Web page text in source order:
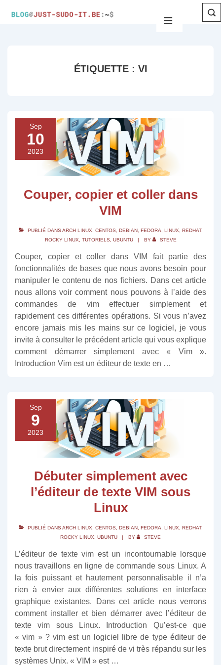
ÉTIQUETTE : VI
Sep
10
2023
Couper, copier et coller dans
VIM
PUBLIÉ DANS ARCH LINUX, CENTOS, DEBIAN, FEDORA, LINUX, REDHAT,
ROCKY LINUX, TUTORIELS, UBUNTU BY STEVE
Couper, copier et coller dans VIM fait partie des
fonctionnalités de bases que nous avons besoin pour
manipuler le contenu de nos fichiers. Dans cet article
nous allons voir comment nous pouvons à l’aide des
commandes de vim effectuer simplement et
rapidement ces différentes opérations. Si vous n’avez
encore jamais mis les mains sur ce logiciel, je vous
invite à consulter le précédent article qui vous explique
comment démarrer simplement avec « Vim ».
Introduction Vim est un éditeur de texte en …
Sep
9
2023
Débuter simplement avec
l’éditeur de texte VIM sous
Linux
PUBLIÉ DANS ARCH LINUX CENTOS DEBIAN, FEDORA LINUX REDHAT,
ROCKY LINUX
UBUNTU BY STEVE
L’éditeur de texte vim est un incontournable lorsque
nous travaillons en ligne de commande sous Linux. A
la fois puissant et hautement personnalisable il n’a
rien à envier aux différentes solutions en interface
graphique existantes. Dans cet article nous verrons
comment installer et bien démarrer avec l’éditeur de
texte vim sous Linux. Introduction Qu’est-ce que
« vim » ? vim est un logiciel libre de type éditeur de
texte brut directement inspiré de vi très répandu sur les
systèmes Unix. « VIM » est …